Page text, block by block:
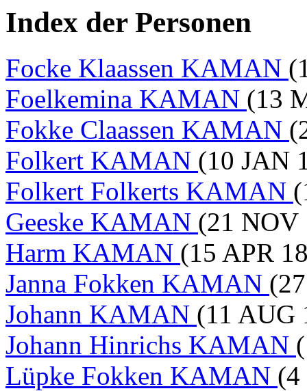
Index der Personen
Focke Klaassen KAMAN
Foelkemina KAMAN (13
Fokke Claassen KAMAN
Folkert KAMAN (10 JAN
Folkert Folkerts KAMAN
Geeske KAMAN (21 NOV
Harm KAMAN (15 APR
Janna Fokken KAMAN
Johann KAMAN (11 AUG
Johann Hinrichs KAMAN
Lüpke Fokken KAMAN (4